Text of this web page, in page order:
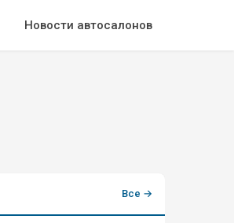
Новости автосалонов
Все →